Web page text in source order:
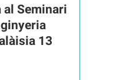
Seminari
13